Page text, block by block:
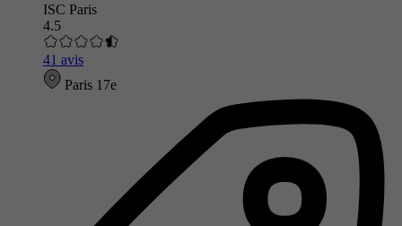
ISC Paris
4.5
41 avis
Paris 17e